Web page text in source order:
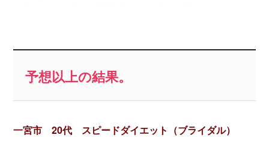
予想以上の結果。
一宮市 20代 スピードダイエット（ブライダル）